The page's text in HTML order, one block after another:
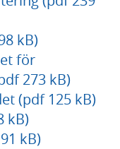
kB)
för
273 kB)
(pdf 125 kB)
kB)
kB)